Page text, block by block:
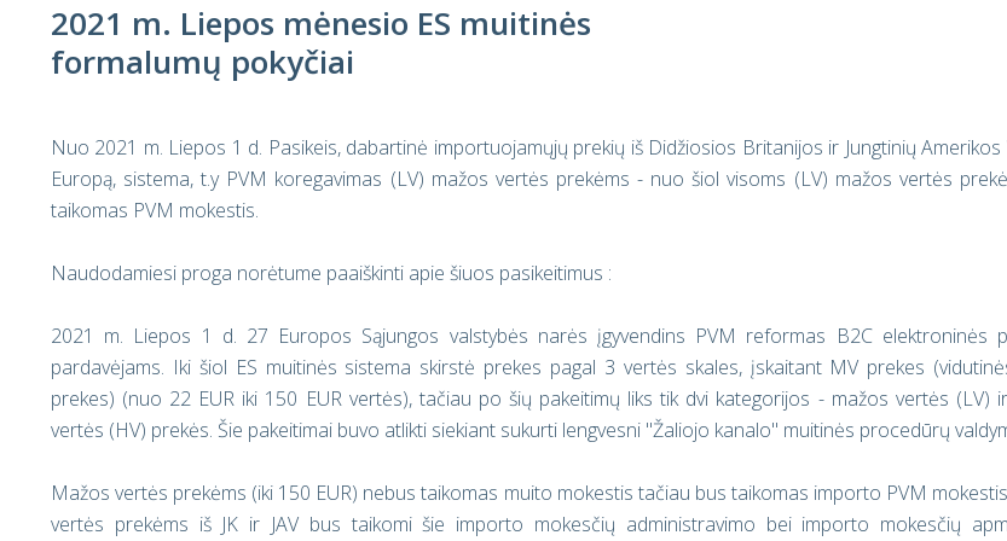
2021 m. Liepos mėnesio ES muitinės
formalumų pokyčiai
Nuo 2021 m. Liepos 1 d. Pasikeis, dabartinė importuojamųjų prekių iš Didžiosios Britanijos ir Jungtinių Amerikos
Europą, sistema, t.y PVM koregavimas (LV) mažos vertės prekėms - nuo šiol visoms (LV) mažos vertės
taikomas PVM mokestis.
Naudodamiesi proga norėtume paaiškinti apie šiuos pasikeitimus :
2021 m. Liepos 1 d. 27 Europos Sąjungos valstybės narės įgyvendins PVM reformas B2C elektroninės
pardavėjams. Iki šiol ES muitinės sistema skirstė prekes pagal 3 vertės skales, įskaitant MV prekes
prekes) (nuo 22 EUR iki 150 EUR vertės), tačiau po šių pakeitimų liks tik dvi kategorijos - mažos vertės (LV)
vertės (HV) prekės. Šie pakeitimai buvo atlikti siekiant sukurti lengvesni ''Žaliojo kanalo'' muitinės procedūrų
Mažos vertės prekėms (iki 150 EUR) nebus taikomas muito mokestis tačiau bus taikomas importo PVM
vertės prekėms iš JK ir JAV bus taikomi šie importo mokesčių administravimo bei importo mokesčių